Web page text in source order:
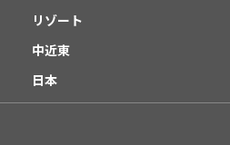
リゾート
中近東
日本